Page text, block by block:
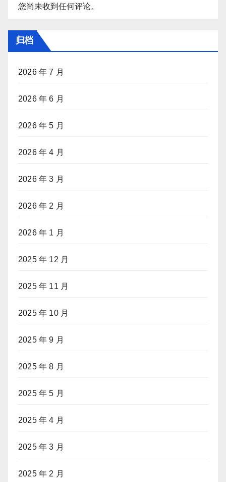
您尚未收到任何评论。
归档
2026 年 7 月
2026 年 6 月
2026 年 5 月
2026 年 4 月
2026 年 3 月
2026 年 2 月
2026 年 1 月
2025 年 12 月
2025 年 11 月
2025 年 10 月
2025 年 9 月
2025 年 8 月
2025 年 5 月
2025 年 4 月
2025 年 3 月
2025 年 2 月